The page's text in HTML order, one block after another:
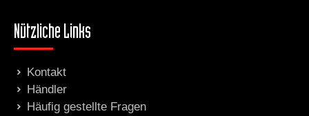
Nützliche Links
Kontakt
Händler
Häufig gestellte Fragen